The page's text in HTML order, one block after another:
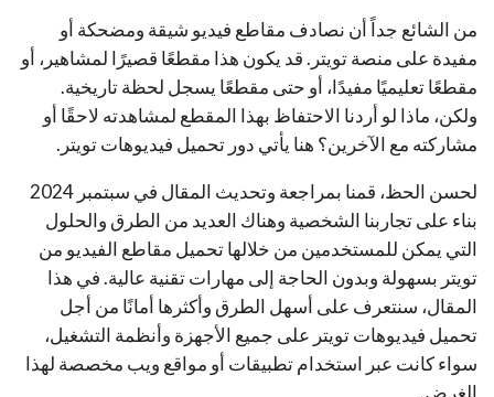
من الشائع جداً أن نصادف مقاطع فيديو شيقة ومضحكة أو
مفيدة على منصة تويتر. قد يكون هذا مقطعًا قصيرًا لمشاهير، أو
مقطعًا تعليميًا مفيدًا، أو حتى مقطعًا يسجل لحظة تاريخية.
ولكن، ماذا لو أردنا الاحتفاظ بهذا المقطع لمشاهدته لاحقًا أو
مشاركته مع الآخرين؟ هنا يأتي دور تحميل فيديوهات تويتر.
لحسن الحظ، قمنا بمراجعة وتحديث المقال في سبتمبر 2024
بناء على تجاربنا الشخصية وهناك العديد من الطرق والحلول
التي يمكن للمستخدمين من خلالها تحميل مقاطع الفيديو من
تويتر بسهولة وبدون الحاجة إلى مهارات تقنية عالية. في هذا
المقال، سنتعرف على أسهل الطرق وأكثرها أمانًا من أجل
تحميل فيديوهات تويتر على جميع الأجهزة وأنظمة التشغيل،
سواء كانت عبر استخدام تطبيقات أو مواقع ويب مخصصة لهذا
الغرض.